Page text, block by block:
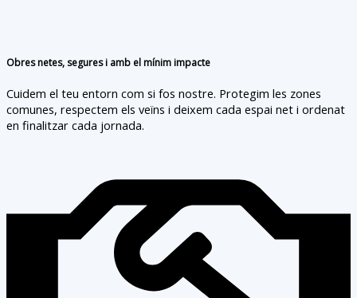
Obres netes, segures i amb el mínim impacte
Cuidem el teu entorn com si fos nostre. Protegim les zones
comunes, respectem els veïns i deixem cada espai net i ordenat
en finalitzar cada jornada.